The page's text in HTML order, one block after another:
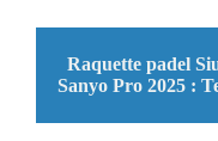
Raquette padel
Sanyo Pro 2025 :